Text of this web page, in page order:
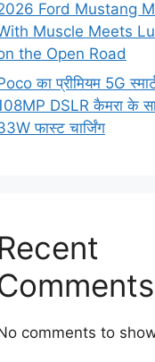
Ford Mustang
Muscle Meets
the Open Road
का प्रीमियम 5G
DSLR कैमरा के
फास्ट चार्जिंग
Recent
comments to